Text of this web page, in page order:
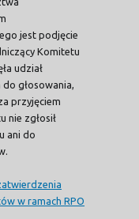
jest podjęcie
Komitetu
udział
głosowania,
przyjęciem
nie zgłosił
ani do
w ramach RPO